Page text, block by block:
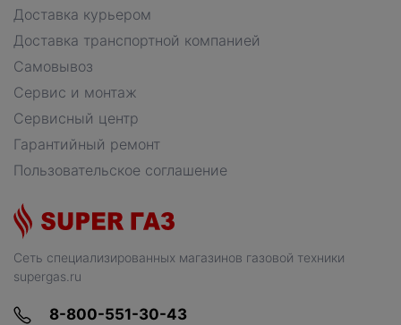
Сеть специализированных магазинов газовой техники
supergas.ru
8-800-551-30-43
Доставка курьером
Доставка транспортной компанией
Самовывоз
Сервис и монтаж
Сервисный центр
Гарантийный ремонт
Пользовательское соглашение